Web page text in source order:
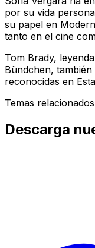
por su vida
su papel en
tanto en el cine
Tom Brady,
Bündchen, también
reconocidas en
Temas
Descarga